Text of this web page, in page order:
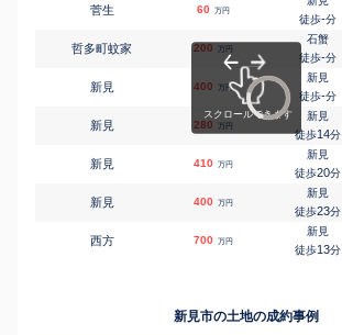
菅生 60 万円
徒歩-分
哲多町蚊家 200 万円
石蟹
徒歩-分
新見 400 万円
新見
徒歩-分
新見 280 万円
新見
徒歩14分
新見 410 万円
新見
徒歩20分
新見 400 万円
新見
徒歩23分
西方 700 万円
新見
徒歩13分
新見市の土地の成約事例